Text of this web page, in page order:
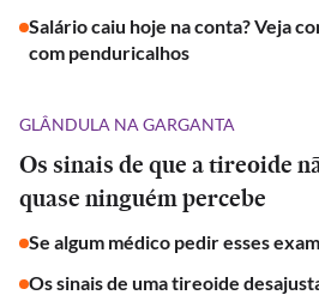
Salário caiu hoje na conta? Veja
com penduricalhos
GLÂNDULA NA GARGANTA
Os sinais de que a tireoide
quase ninguém percebe
Se algum médico pedir esses
Os sinais de uma tireoide